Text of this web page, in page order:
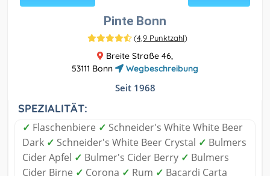
Pinte Bonn
(4,9 Punktzahl)
Breite Straße 46,
53111 Bonn
Wegbeschreibung
Seit 1968
SPEZIALITÄT:
✓ Flaschenbiere ✓ Schneider's White White Beer
Dark ✓ Schneider's White Beer Crystal ✓ Bulmers
Cider Apfel ✓ Bulmer's Cider Berry ✓ Bulmers
Cider Birne ✓ Corona ✓ Rum ✓ Bacardi Carta